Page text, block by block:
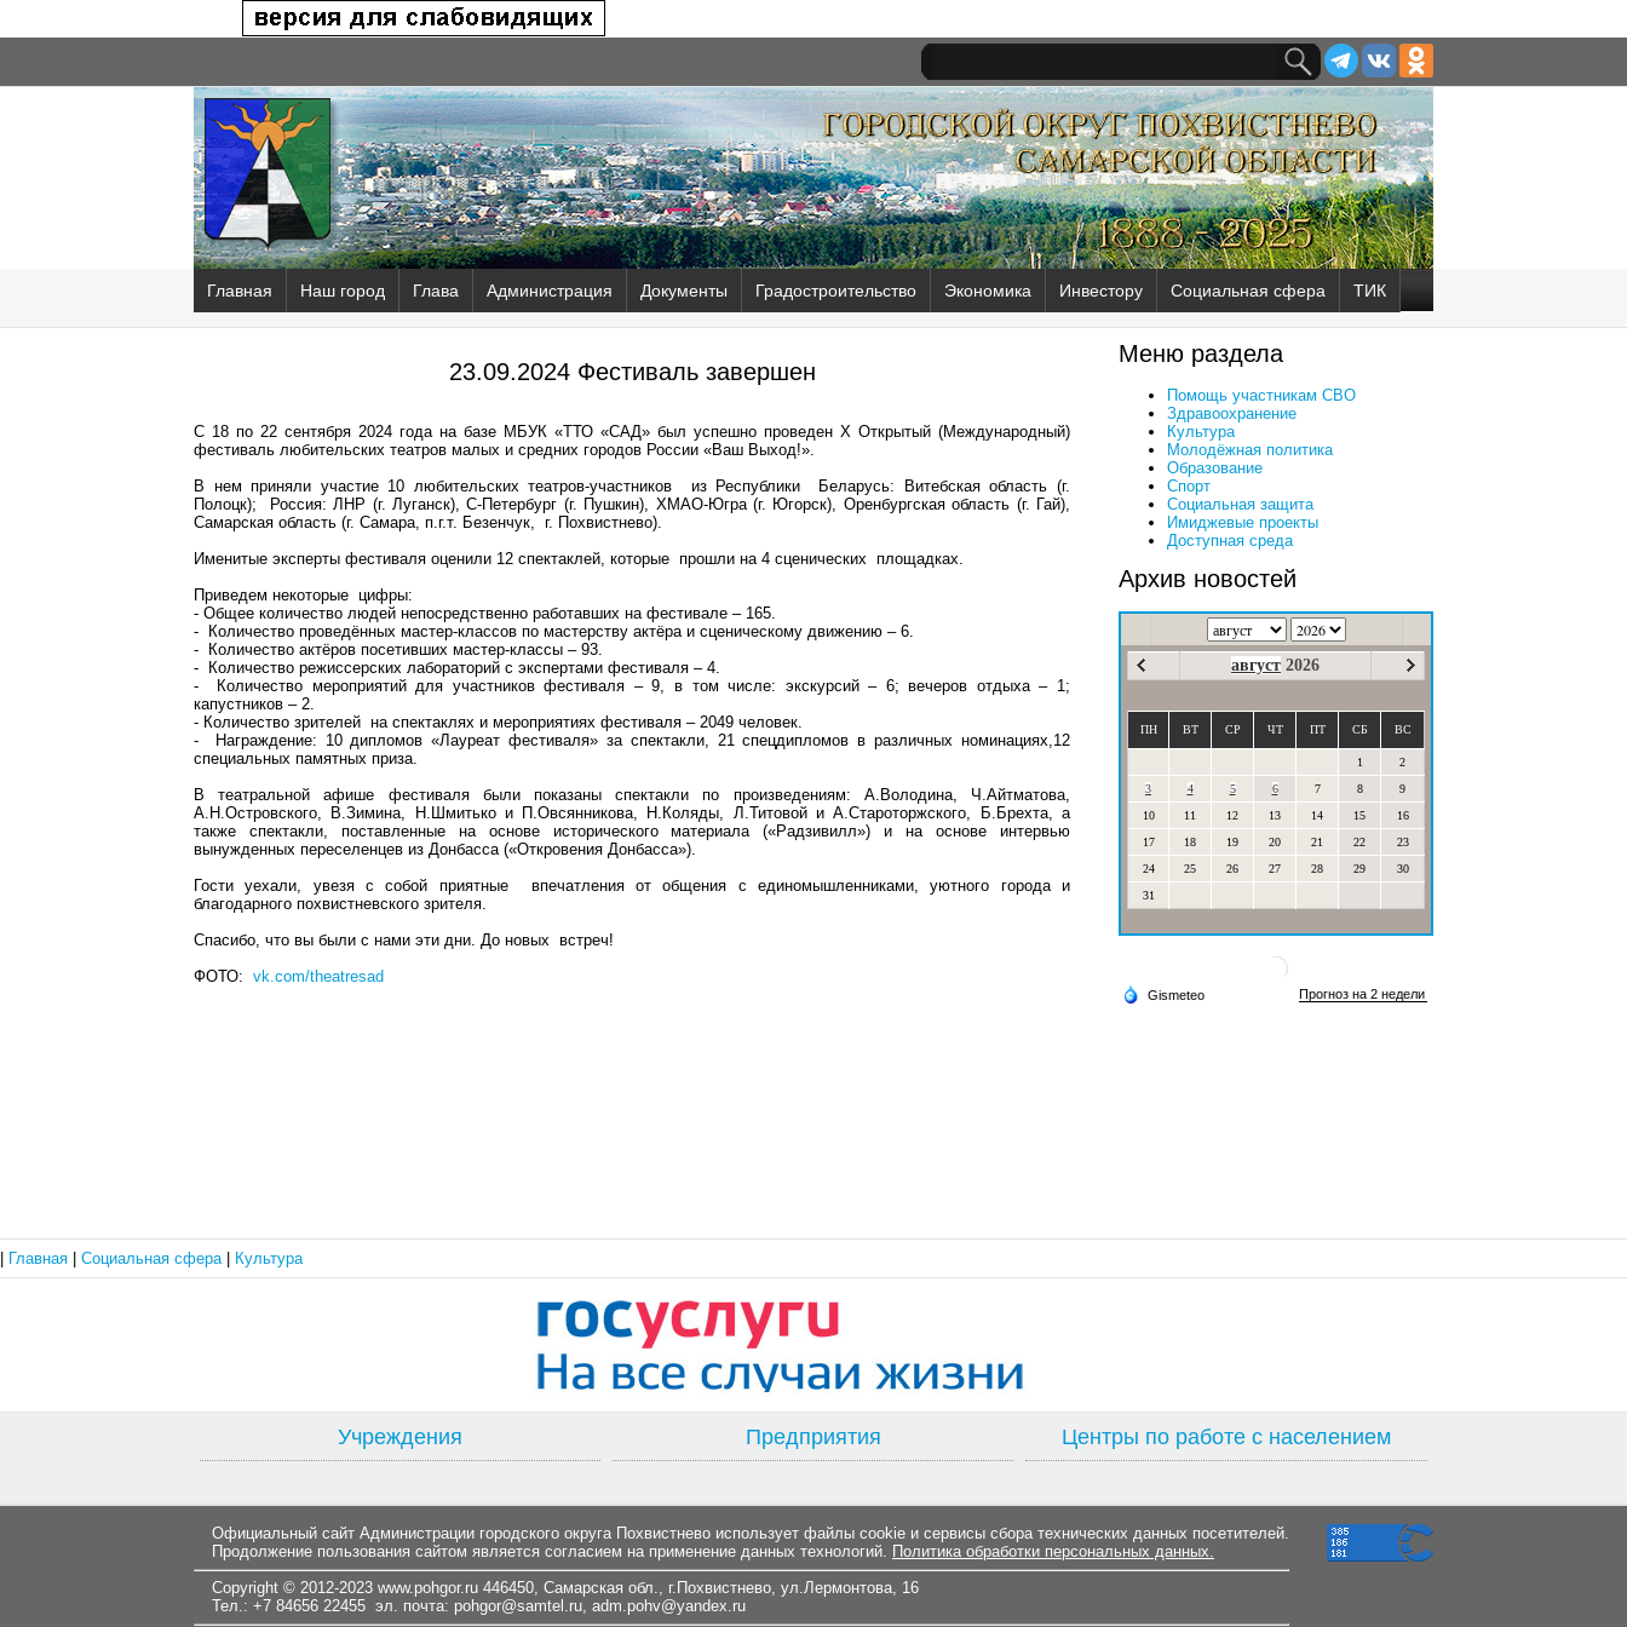
Главная Наш город Глава Администрация Документы Градостроительство Экономика Инвестору Социальная сфера ТИК
23.09.2024 Фестиваль завершен
С 18 по 22 сентября 2024 года на базе МБУК «ТТО «САД» был успешно проведен X Открытый (Международный)
фестиваль любительских театров малых и средних городов России «Ваш Выход!».
В нем приняли участие 10 любительских театров-участников из Республики Беларусь: Витебская область (г.
Полоцк); Россия: ЛНР (г. Луганск), С-Петербург (г. Пушкин), ХМАО-Югра (г. Югорск), Оренбургская область (г. Гай),
Самарская область (г. Самара, п.г.т. Безенчук, г. Похвистнево).
Именитые эксперты фестиваля оценили 12 спектаклей, которые прошли на 4 сценических площадках.
Приведем некоторые цифры:
- Общее количество людей непосредственно работавших на фестивале – 165.
- Количество проведённых мастер-классов по мастерству актёра и сценическому движению – 6.
- Количество актёров посетивших мастер-классы – 93.
- Количество режиссерских лабораторий с экспертами фестиваля – 4.
- Количество мероприятий для участников фестиваля – 9, в том числе: экскурсий – 6; вечеров отдыха – 1;
капустников – 2.
- Количество зрителей на спектаклях и мероприятиях фестиваля – 2049 человек.
- Награждение: 10 дипломов «Лауреат фестиваля» за спектакли, 21 спецдипломов в различных номинациях,12
специальных памятных приза.
В театральной афише фестиваля были показаны спектакли по произведениям: А.Володина, Ч.Айтматова,
А.Н.Островского, В.Зимина, Н.Шмитько и П.Овсянникова, Н.Коляды, Л.Титовой и А.Староторжского, Б.Брехта, а
также спектакли, поставленные на основе исторического материала («Радзивилл») и на основе интервью
вынужденных переселенцев из Донбасса («Откровения Донбасса»).
Гости уехали, увезя с собой приятные впечатления от общения с единомышленниками, уютного города и
благодарного похвистневского зрителя.
Спасибо, что вы были с нами эти дни. До новых встреч!
ФОТО: vk.com/theatresad
Меню раздела
Помощь участникам СВО
Здравоохранение
Культура
Молодёжная политика
Образование
Спорт
Социальная защита
Имиджевые проекты
Доступная среда
Архив новостей
август 2026
ПН ВТ СР ЧТ ПТ СБ ВС
1
2
3
4 5 6 7 8
9
10
11 12 13 14 15
16
17
18 19 20 21 22
23
24
25 26 27 28 29
30
31
Главная Социальная сфера Культура
Учреждения Предприятия Центры по работе с населением
Официальный сайт Администрации городского округа Похвистнево использует файлы cookie и сервисы сбора технических данных посетителей.
Продолжение пользования сайтом является согласием на применение данных технологий. Политика обработки персональных данных.
Copyright © 2012-2023 www.pohgor.ru 446450, Самарская обл., г.Похвистнево, ул.Лермонтова, 16
Тел.: +7 84656 22455 эл. почта: pohgor@samtel.ru, adm.pohv@yandex.ru